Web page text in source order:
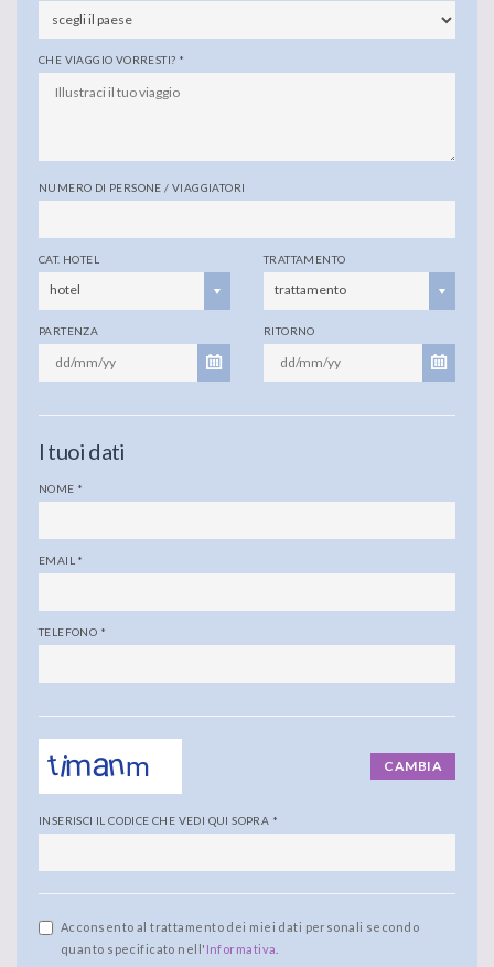
CHE VIAGGIO VORRESTI? *
NUMERO DI PERSONE / VIAGGIATORI
CAT. HOTEL
hotel
TRATTAMENTO
trattamento
PARTENZA RITORNO
I tuoi dati
NOME *
EMAIL *
TELEFONO *
CAMBIA
INSERISCI IL CODICE CHE VEDI QUI SOPRA *
Acconsento al trattamento dei miei dati personali secondo
quanto specificato nell' Informativa